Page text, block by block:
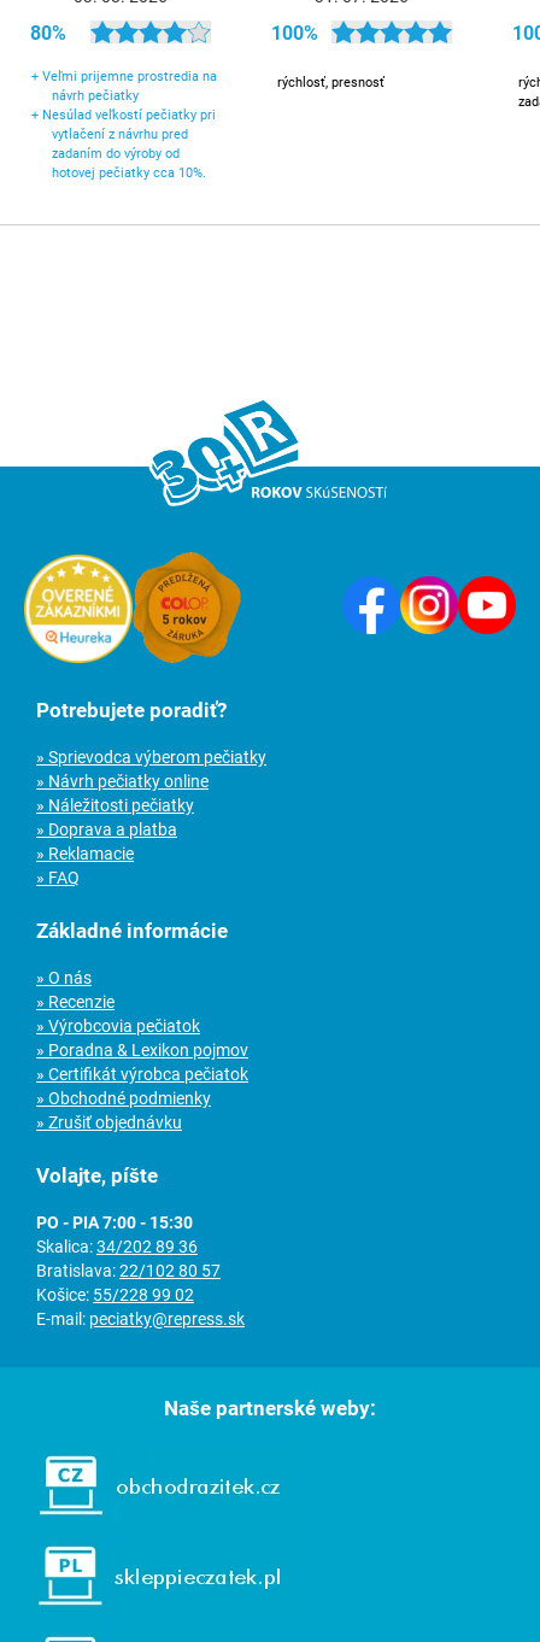
80%
+ Veľmi prijemne prostredia na
návrh pečiatky
+ Nesúlad veľkostí pečiatky pri
vytlačení z návrhu pred
zadaním do výroby od
hotovej pečiatky cca 10%.
100%
rýchlosť, presnosť
Potrebujete poradiť?
» Sprievodca výberom pečiatky
» Návrh pečiatky online
» Náležitosti pečiatky
» Doprava a platba
» Reklamacie
» FAQ
Základné informácie
» O nás
» Recenzie
» Výrobcovia pečiatok
» Poradna & Lexikon pojmov
» Certifikát výrobca pečiatok
» Obchodné podmienky
» Zrušiť objednávku
Volajte, píšte
PO - PIA 7:00 - 15:30
Skalica:34/202 89 36
Bratislava:22/102 80 57
Košice: 55/228 99 02
E-mail: peciatky@repress.sk
Naše partnerské weby: